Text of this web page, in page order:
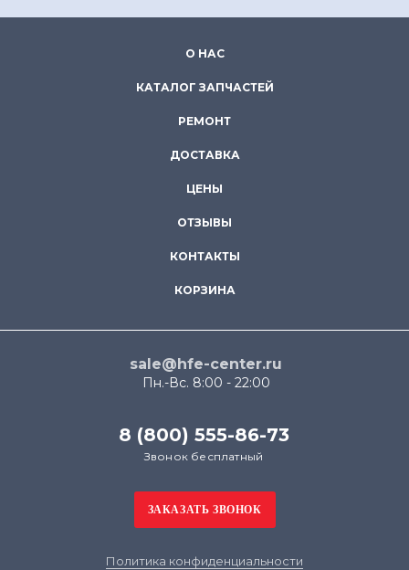
О НАС
КАТАЛОГ ЗАПЧАСТЕЙ
РЕМОНТ
ДОСТАВКА
ЦЕНЫ
ОТЗЫВЫ
КОНТАКТЫ
КОРЗИНА
sale@hfe-center.ru
Пн.-Вс. 8:00 - 22:00
8 (800) 555-86-73
Звонок бесплатный
Политика конфиденциальности